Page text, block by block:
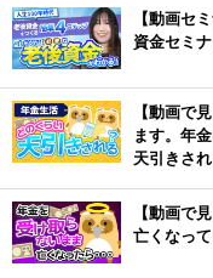
【動画セ
資金セミ
【動画で
ます。年
天引きさ
【動画で
亡くなっ